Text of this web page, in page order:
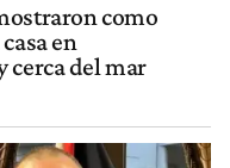
como
en
cerca del mar